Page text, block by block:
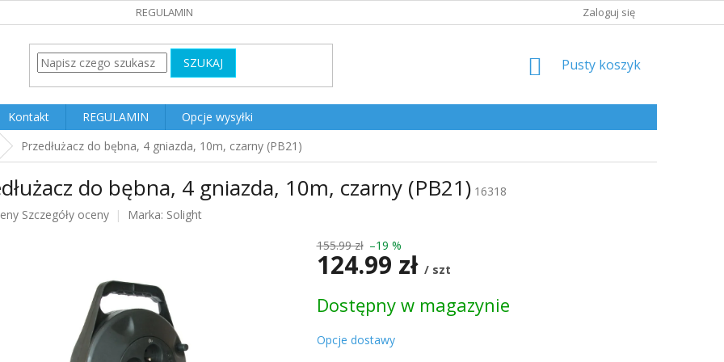
REGULAMIN Zaloguj się
SZUKAJ KOSZYK
Pusty koszyk
Kontakt REGULAMIN
Opcje wysyłki
Przedłużacz do bębna, 4 gniazda, 10m, czarny (PB21)
do bębna, 4 gniazda, 10m, czarny (PB21) 16318
Szczegóły oceny Marka: Solight
155.99 zł –19 %
124.99 zł / szt
jednostkowa:
Dostępny w magazynie
Opcje dostawy